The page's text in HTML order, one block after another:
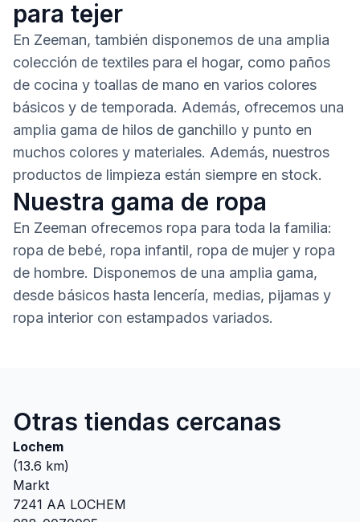
para tejer
En Zeeman, también disponemos de una amplia
colección de textiles para el hogar, como paños
de cocina y toallas de mano en varios colores
básicos y de temporada. Además, ofrecemos una
amplia gama de hilos de ganchillo y punto en
muchos colores y materiales. Además, nuestros
productos de limpieza están siempre en stock.
Nuestra gama de ropa
En Zeeman ofrecemos ropa para toda la familia:
ropa de bebé, ropa infantil, ropa de mujer y ropa
de hombre. Disponemos de una amplia gama,
desde básicos hasta lencería, medias, pijamas y
ropa interior con estampados variados.
Otras tiendas cercanas
Lochem
(13.6 km)
Markt
7241 AA LOCHEM